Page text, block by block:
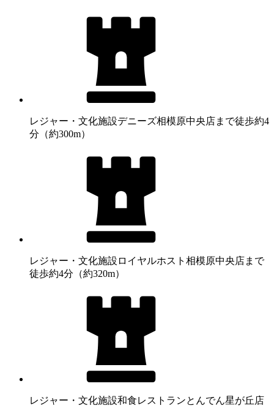
レジャー・文化施設デニーズ相模原中央店まで徒歩約4
分（約300m）
レジャー・文化施設 ロイヤルホスト相模原中央店まで
徒歩約4分（約320m）
レジャー・文化施設和食レストランとんでん星が丘店